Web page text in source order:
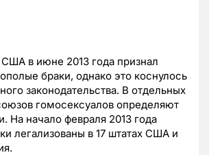
в июне 2013 года признал
браки, однако это коснулось
законодательства. В отдельных
гомосексуалов определяют
На начало февраля 2013 года
легализованы в 17 штатах США и